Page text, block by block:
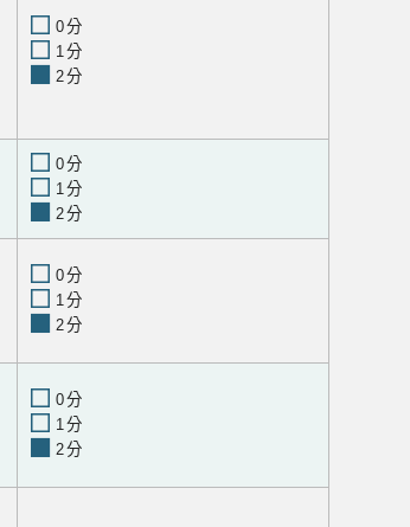
0分
1分
2分
0分
1分
2分
0分
1分
2分
0分
1分
2分